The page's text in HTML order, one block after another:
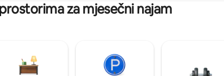
za mjesečni najam